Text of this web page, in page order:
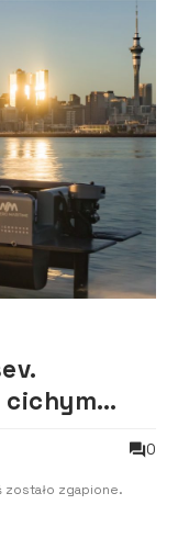
cichym
0
zostało zgapione.